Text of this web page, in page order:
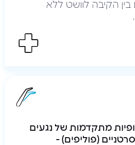
הקיבה לוושט ללא
מתקדמות של נגעים
(פוליפים) -